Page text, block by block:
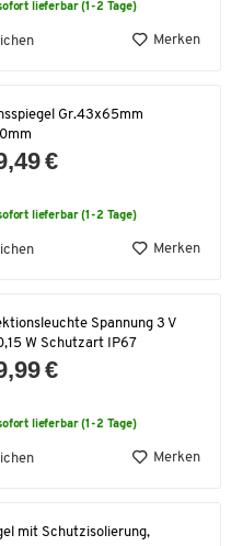
lieferbar (1-2 Tage)
Merken
Gr.43x65mm
€
lieferbar (1-2 Tage)
Merken
Spannung 3 V
W Schutzart IP67
€
lieferbar (1-2 Tage)
Merken
mit Schutzisolierung,